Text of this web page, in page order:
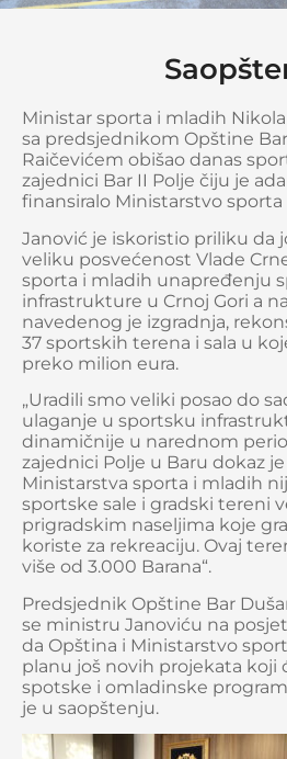
Ministar sporta i mladih
sa predsjednikom Opštine
Raičevićem obišao danas
zajednici Bar II Polje čiju je
finansiralo Ministarstvo sporta
Janović je iskoristio priliku da
veliku posvećenost Vlade
sporta i mladih unapređenju
infrastrukture u Crnoj Gori a
navedenog je izgradnja,
37 sportskih terena i sala u
preko milion eura.
„Uradili smo veliki posao do
ulaganje u sportsku
dinamičnije u narednom
zajednici Polje u Baru dokaz
Ministarstva sporta i mladih
sportske sale i gradski tereni
prigradskim naseljima koje
koriste za rekreaciju. Ovaj
više od 3.000 Barana“.
Predsjednik Opštine Bar
se ministru Janoviću na
da Opština i Ministarstvo
planu još novih projekata koji
spotske i omladinske
je u saopštenju.